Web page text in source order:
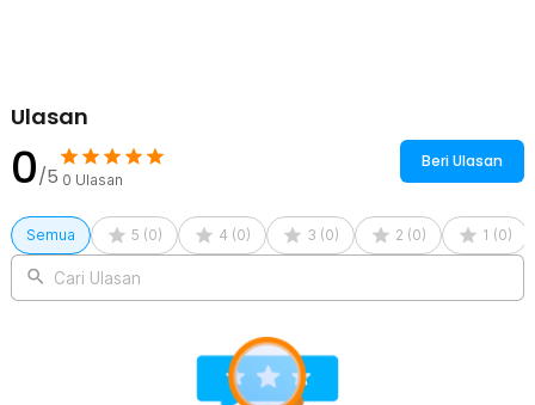
Ulasan
0/5 0 Ulasan
Beri Ulasan
Semua 5 (0) 4 (0) 3 (0) 2 (0) 1 (0)
Cari Ulasan